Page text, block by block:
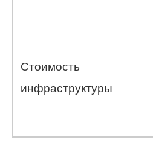
Стоимость
инфраструктуры